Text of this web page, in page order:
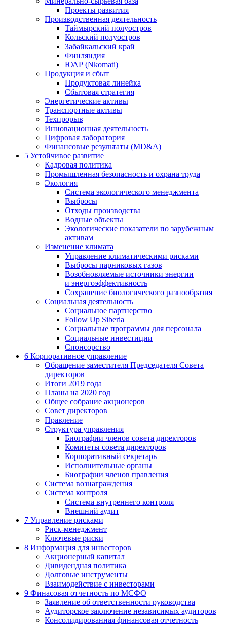
Проекты развития
Производственная деятельность
Таймырский полуостров
Кольский полуостров
Забайкальский край
Финляндия
ЮАР (Nkomati)
Продукция и сбыт
Продуктовая линейка
Сбытовая стратегия
Энергетические активы
Транспортные активы
Техпрорыв
Инновационная деятельность
Цифровая лаборатория
Финансовые результаты (MD&A)
5 Устойчивое развитие
Кадровая политика
Промышленная безопасность и охрана труда
Экология
Система экологического менеджмента
Выбросы
Отходы производства
Водные объекты
Экологические показатели по зарубежным
активам
Изменение климата
Управление климатическими рисками
Выбросы парниковых газов
Возобновляемые источники энергии
и энергоэффективность
Сохранение биологического разнообразия
Социальная деятельность
Социальное партнерство
Follow Up Siberia
Социальные программы для персонала
Социальные инвестиции
Спонсорство
6 Корпоративное управление
Обращение заместителя Председателя Совета
директоров
Итоги 2019 года
Планы на 2020 год
Общее собрание акционеров
Совет директоров
Правление
Структура управления
Биографии членов совета директоров
Комитеты совета директоров
Корпоративный секретарь
Исполнительные органы
Биографии членов правления
Система вознаграждения
Система контроля
Система внутреннего контроля
Внешний аудит
7 Управление рисками
Риск-менеджмент
Ключевые риски
8 Информация для инвесторов
Акционерный капитал
Дивидендная политика
Долговые инструменты
Взаимодействие с инвеcторами
9 Финасовая отчетность по МСФО
Заявление об ответственности руководства
Аудиторское заключение независимых аудиторов
Консолидированная финансовая отчетность